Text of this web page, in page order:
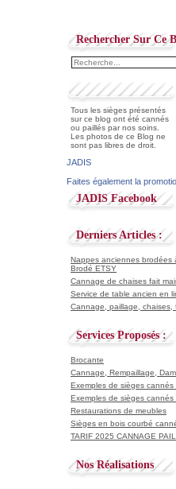
Rechercher Sur Ce
Tous les sièges présentés
sur ce blog ont été cannés
ou paillés par nos soins.
Les photos de ce Blog ne
sont pas libres de droit.
JADIS
Faites également la
JADIS Facebook
Derniers Articles :
Nappes anciennes brodées
Brodé ETSY
Cannage de chaises fait
Service de table ancien en
Cannage, paillage, chaises,
Services Proposés :
Brocante
Cannage, Rempaillage,
Exemples de sièges
Exemples de sièges
Restaurations de meubles
Sièges en bois courbé
TARIF 2025 CANNAGE
Nos Réalisations